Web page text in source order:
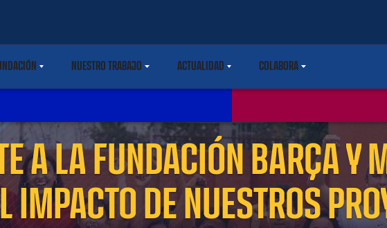
LABEL.SHARE.CARETDOWN
NUESTRO TRABAJOLABEL.SHARE.CARETDOWN
ACTUALIDADLABEL.SHARE.CARETDOWN
COLABORALABEL.SHARE.CARETDOWN
A LA FUNDACIÓN BARÇA Y
IMPACTO DE NUESTROS